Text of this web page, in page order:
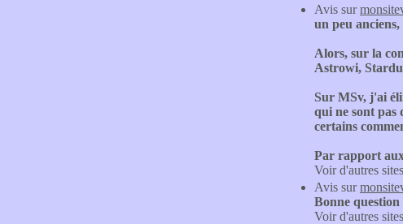
Avis sur
un peu anciens,
Alors, sur la
Astrowi,
Sur MSv, j'ai
qui ne sont pas
certains
Par rapport
Voir d'autres
Avis sur
Bonne
Voir d'autres